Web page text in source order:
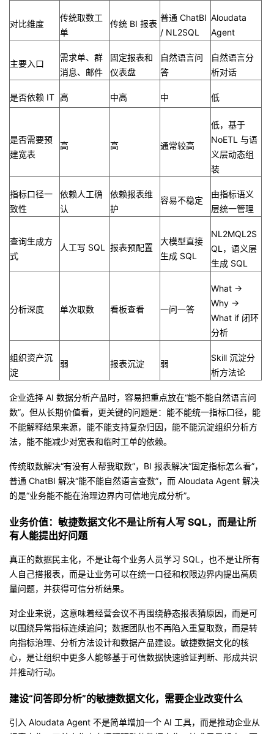
对比维度
传统取数工
单
传统 BI 报表
普通 ChatBI
/ NL2SQL
Aloudata
Agent
主要入口
需求单、群
消息、邮件
固定报表和
仪表盘
自然语言问
答
自然语言分
析对话
是否依赖 IT 高 中高 中 低
是否需要预
建宽表
高 高 通常较高
低，基于
NoETL 与语
义层动态组
装
指标口径一
致性
依赖人工确
认
依赖报表维
护
容易不稳定
由指标语义
层统一管理
查询生成方
式
人工写 SQL 报表预配置
大模型直接
生成 SQL
NL2MQL2S
QL，语义层
生成 SQL
分析深度 单次取数 看板查看 一问一答
What →
Why →
What if 闭环
分析
组织资产沉
淀
弱 报表沉淀 弱
Skill 沉淀分
析方法论
企业选择 AI 数据分析产品时，容易把重点放在“能不能自然语言问
数”。但从长期价值看，更关键的问题是：能不能统一指标口径，能
不能解释结果来源，能不能支持复杂归因，能不能沉淀组织分析方
法，能不能减少对宽表和临时工单的依赖。
传统取数解决“有没有人帮我取数”，BI 报表解决“固定指标怎么看”，
普通 ChatBI 解决“能不能自然语言查数”，而 Aloudata Agent 解决
的是“业务能不能在治理边界内可信地完成分析”。
业务价值：敏捷数据文化不是让所有人写 SQL，而是让所
有人能提出好问题
真正的数据民主化，不是让每个业务人员学习 SQL，也不是让所有
人自己搭报表，而是让业务可以在统一口径和权限边界内提出高质
量问题，并获得可信分析结果。
对企业来说，这意味着经营会议不再围绕静态报表猜原因，而是可
以围绕异常指标连续追问；数据团队也不再陷入重复取数，而是转
向指标治理、分析方法设计和数据产品建设。敏捷数据文化的核
心，是让组织中更多人能够基于可信数据快速验证判断、形成共识
并推动行动。
建设“问答即分析”的敏捷数据文化，需要企业改变什么
引入 Aloudata Agent 不是简单增加一个 AI 工具，而是推动企业从